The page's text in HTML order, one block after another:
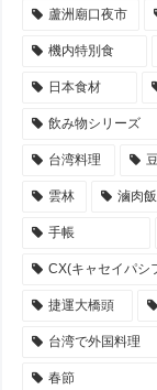
蘆洲廟口夜市
機内特別食
日本食材
飲み物シリーズ
台湾料理
雲林 滷肉飯
手帳
CX(キャセイパシ
捷運大橋頭
台湾で外国料理
春節